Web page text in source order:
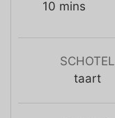
10 mins
SCHOTEL
taart